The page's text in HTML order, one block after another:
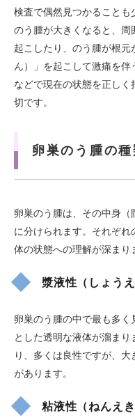
検査で偶然見つかることも
のう腫が大きくなると、周
起こしたり、のう腫が根
ん）」を起こして激痛を
などで現在の状態を正し
切です。
卵巣のう腫の
卵巣のう腫は、その中身
に分けられます。それぞ
体の状態への理解が深まり
漿液性（しょう
卵巣のう腫の中で最も多
とした透明な液体が溜ま
り、多くは良性ですが、
があります。
粘液性（ねんえ